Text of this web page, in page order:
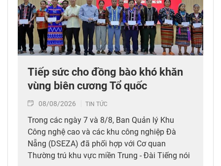
Tiếp sức cho đồng bào khó khăn
vùng biên cương Tổ quốc
08/08/2026 TIN TỨC
Trong các ngày 7 và 8/8, Ban Quản lý Khu
Công nghệ cao và các khu công nghiệp Đà
Nẵng (DSEZA) đã phối hợp với Cơ quan
Thường trú khu vực miền Trung - Đài Tiếng nói